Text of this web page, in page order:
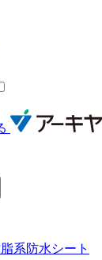
系防水シート